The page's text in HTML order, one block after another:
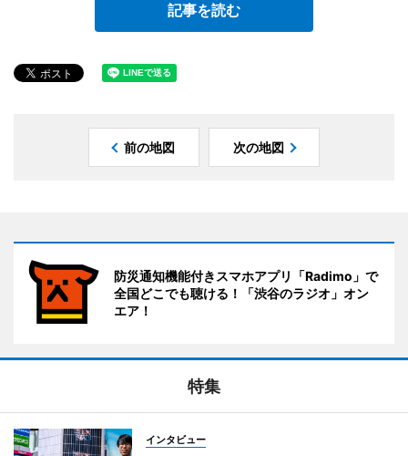
記事を読む
前の地図 次の地図
防災通知機能付きスマホアプリ「Radimo」で
全国どこでも聴ける！「渋谷のラジオ」オン
エア！
特集
インタビュー